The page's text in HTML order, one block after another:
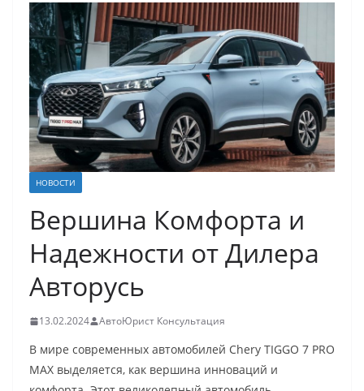
НОВОСТИ
Вершина Комфорта и
Надежности от Дилера
Авторусь
13.02.2024 АвтоЮрист Консультация
В мире современных автомобилей Chery TIGGO 7 PRO
MAX выделяется, как вершина инноваций и